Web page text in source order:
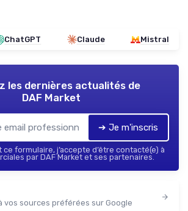
ChatGPT Claude Mistral
les dernières actualités de
DAF Market
➔ Je m'inscris
ce formulaire, j’accepte d’être contacté(e) à
par DAF Market et ses partenaires.
vos sources préférées sur Google